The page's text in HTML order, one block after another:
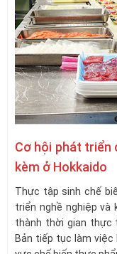
Cơ hội phát triển
kèm ở Hokkaido
Thực tập sinh chế
triển nghề nghiệp và
thành thời gian thực
Bản tiếp tục làm